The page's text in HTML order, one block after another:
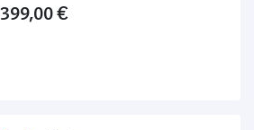
399,00 €